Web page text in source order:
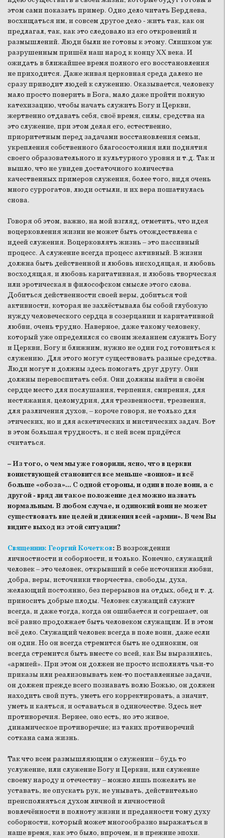
этом сами показать пример. Одно дело читать Бердяева,
восхищаться им, и совсем другое дело - жить так, как он
предлагал, так, как это следовало из его откровений и
размышлений. Люди были не готовы к этому. Слишком уж
разрушенным пришёл наш народ к концу XX века. И
ожидать в ближайшее время полного его восстановления
не приходится. Даже живая церковная среда далеко не
сразу приводит людей к служению. Оказывается, человеку
мало просто поверить в Бога, мало даже пройти полную
катехизацию, чтобы начать служить Богу и Церкви,
жертвенно отдавать себя, своё время, силы, средства на
это служение, при этом делая его, естественно,
приоритетным перед задачами восстановления семьи,
укрепления собственного благосостояния или поднятия
своего образовательного и культурного уровня и т.д. Так и
вышло, что не увидев достаточного количества
качественных примеров служения, более того, видя очень
много суррогатов, люди остыли, и их вера пошатнулась
снова.
Говоря об этом, важно, на мой взгляд, отметить, что идея
воцерковления жизни не может быть отождествлена с
идеей служения. Воцерковлять жизнь – это пассивный
процесс. А служение всегда процесс активный. В жизни
должна быть действенной и любовь нисходящая, и любовь
восходящая, и любовь каритативная, и любовь творческая
или эротическая в философском смысле этого слова.
Добиться действенности своей веры, добиться той
активности, которая не захлёстывала бы собой глубокую
нужду человеческого сердца в созерцании и каритативной
любви, очень трудно. Наверное, даже такому человеку,
который уже определился со своим желанием служить Богу
и Церкви, Богу и ближним, нужно не один год готовиться к
служению. Для этого могут существовать разные средства.
Люди могут и должны здесь помогать друг другу. Они
должны перевоспитать себя. Они должны найти в своём
сердце место для послушания, терпения, смирения, для
нестяжания, целомудрия, для трезвенности, трезвения,
для различения духов, – короче говоря, не только для
этических, но и для аскетических и мистических задач. Вот
в этом большая трудность, и с ней всем придётся
считаться.
– Из того, о чем мы уже говорили, ясно, что в церкви
воинствующей становится все меньше «воинов» и всё
больше «обоза»... С одной стороны, и один в поле воин, а с
другой - вряд ли такое положение дел можно назвать
нормальным. В любом случае, и одинокий воин не может
существовать вне целей и движения всей «армии». В чем Вы
видите выход из этой ситуации?
Священник Георгий Кочетков: В возрождении
личностности и соборности, и только. Конечно, служащий
человек – это человек, открывший в себе источники любви,
добра, веры, источники творчества, свободы, духа,
желающий постоянно, без перерывов на отдых, обед и т. д.
приносить добрые плоды. Человек служащий служит
всегда, и даже тогда, когда он ошибается и согрешает, он
всё равно продолжает быть человеком служащим. И в этом
всё дело. Служащий человек всегда в поле воин, даже если
он один. Но он всегда стремится быть не одиноким, он
всегда стремится быть вместе со всей, как Вы выразились,
«армией». При этом он должен не просто исполнять чьи-то
приказы или реализовывать кем-то поставленные задачи,
он должен прежде всего познавать волю Божью, он должен
находить свой путь, уметь его корректировать, а значит,
уметь и каяться, и оставаться в одиночестве. Здесь нет
противоречия. Вернее, оно есть, но это живое,
динамическое противоречие; из таких противоречий
соткана сама жизнь.
Так что всем размышляющим о служении – будь то
услужение, или служение Богу и Церкви, или служение
своему народу и отечеству – можно лишь пожелать не
уставать, не опускать рук, не унывать, действительно
преисполняться духом личной и личностной
вовлечённости в полноту жизни и преданности тому духу
соборности, который может многообразно выражаться в
наше время, как это было, впрочем, и в прежние эпохи.